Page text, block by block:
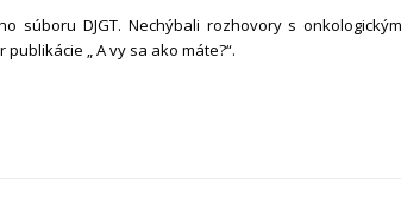
súboru DJGT. Nechýbali rozhovory s
„ A vy sa ako máte?“.